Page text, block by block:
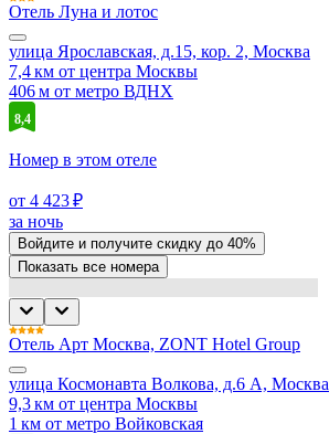
Отель Луна и лотос
улица Ярославская, д.15, кор. 2, Москва
7,4 км от центра Москвы
406 м от метро ВДНХ
8,4
Номер в этом отеле
от 4 423 ₽
за ночь
Войдите и получите скидку до 40%
Показать все номера
Отель Арт Москва, ZONT Hotel Group
улица Космонавта Волкова, д.6 А, Москва
9,3 км от центра Москвы
1 км от метро Войковская